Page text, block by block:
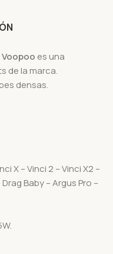
es una
de la marca.
densas.
X – Vinci 2 – Vinci X2 –
Drag Baby – Argus Pro –